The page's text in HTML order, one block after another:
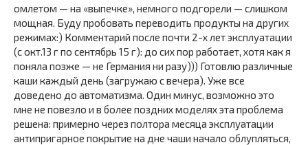
омлетом — на «выпечке», немного подгорели — слишком
мощная. Буду пробовать переводить продукты на других
режимах:) Комментарий после почти 2-х лет эксплуатации
(с окт.13 г по сентябрь 15 г): до сих пор работает, хотя как я
поняла позже — не Германия ни разу))) Готовлю различные
каши каждый день (загружаю с вечера). Уже все
доведено до автоматизма. Один минус, возможно это
мне не повезло и в более поздних моделях эта проблема
решена: примерно через полтора месяца эксплуатации
антипригарное покрытие на дне чаши начало облупляться,